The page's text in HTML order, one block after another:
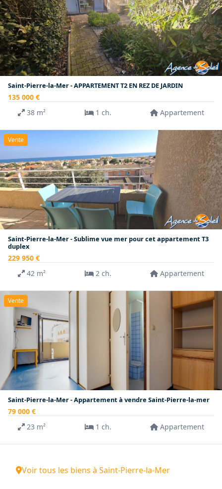
Saint-Pierre-la-Mer - APPARTEMENT T2 EN REZ DE JARDIN
135 000 €
38 m²
1 ch. Appartement
Vente
Saint-Pierre-la-Mer - Sublime vue mer pour cet appartement T3
duplex
229 950 €
42 m²
2 ch. Appartement
Vente
Saint-Pierre-la-Mer - Appartement à vendre Saint-Pierre-la-mer
79 000 €
23 m²
1 ch. Appartement
Voir tous les biens à Saint-Pierre-la-Mer